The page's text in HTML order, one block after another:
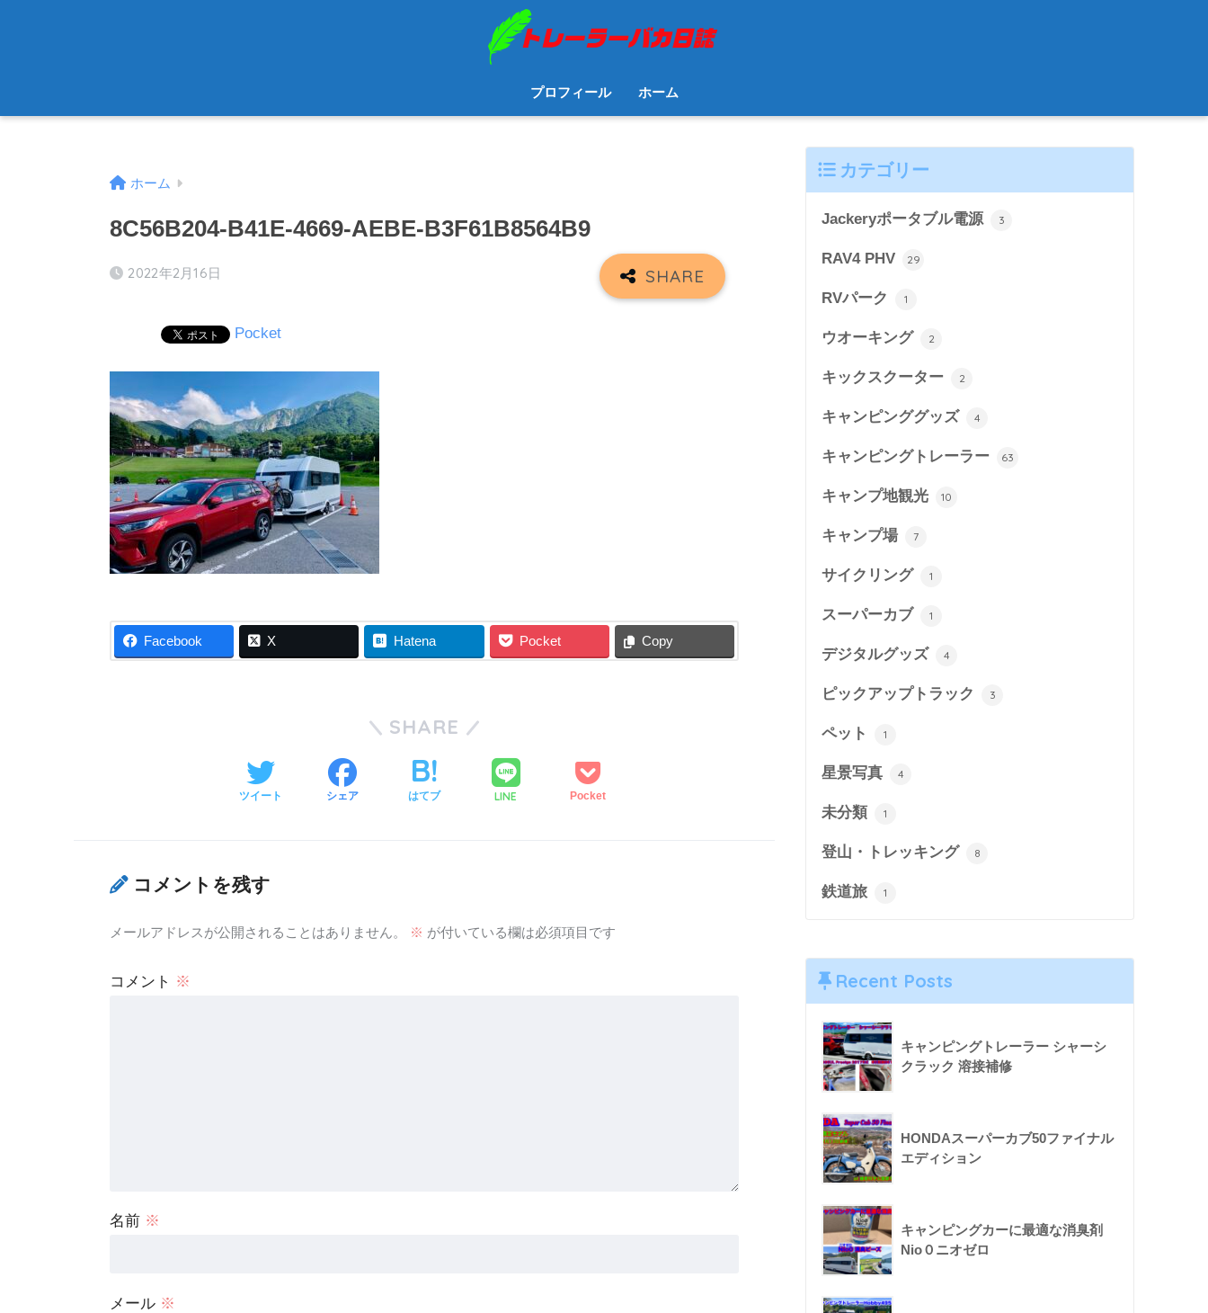
プロフィール ホーム
ホーム
8C56B204-B41E-4669-AEBE-B3F61B8564B9
2022年2月16日
Pocket
Facebook X Hatena Pocket Copy
SHARE
ツイート シェア はてブ LINE Pocket
コメントを残す
メールアドレスが公開されることはありません。 ※ が付いている欄は必須項目です
コメント ※
名前 ※
メール ※
カテゴリー
Jackeryポータブル電源 3
RAV4 PHV 29
RVパーク 1
ウオーキング 2
キックスクーター 2
キャンピンググッズ 4
キャンピングトレーラー 63
キャンプ地観光 10
キャンプ場 7
サイクリング 1
スーパーカブ 1
デジタルグッズ 4
ピックアップトラック 3
ペット 1
星景写真 4
未分類 1
登山・トレッキング 8
鉄道旅 1
Recent Posts
キャンピングトレーラー シャーシ
クラック 溶接補修
HONDAスーパーカブ50ファイナル
エディション
キャンピングカーに最適な消臭剤
Nio０ニオゼロ